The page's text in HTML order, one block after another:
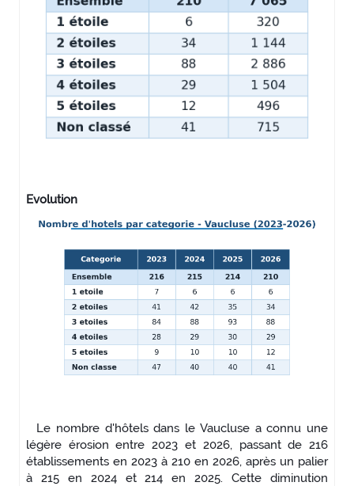
Evolution
Le nombre d'hôtels dans le Vaucluse a connu une
légère érosion entre 2023 et 2026, passant de 216
établissements en 2023 à 210 en 2026, après un palier
à 215 en 2024 et 214 en 2025. Cette diminution